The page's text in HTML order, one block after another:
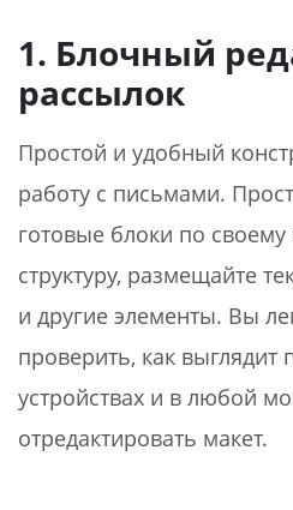
1. Блочный
рассылок
Простой и удобный
работу с письмами.
готовые блоки по своему
структуру, размещайте
и другие элементы. Вы
проверить, как
устройствах и в любой
отредактировать макет.